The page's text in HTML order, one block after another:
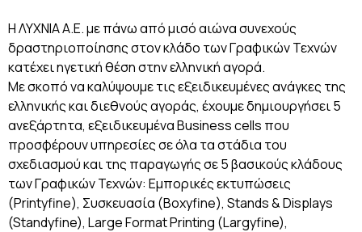
Η ΛΥΧΝΙΑ Α.Ε. με πάνω από μισό αιώνα συνεχούς
δραστηριοποίησης στον κλάδο των Γραφικών Τεχνών
κατέχει ηγετική θέση στην ελληνική αγορά.
Με σκοπό να καλύψουμε τις εξειδικευμένες ανάγκες της
ελληνικής και διεθνούς αγοράς, έχουμε δημιουργήσει 5
ανεξάρτητα, εξειδικευμένα Business cells που
προσφέρουν υπηρεσίες σε όλα τα στάδια του
σχεδιασμού και της παραγωγής σε 5 βασικούς κλάδους
των Γραφικών Τεχνών: Εμπορικές εκτυπώσεις
(Printyfine), Συσκευασία (Boxyfine), Stands & Displays
(Standyfine), Large Format Printing (Largyfine),